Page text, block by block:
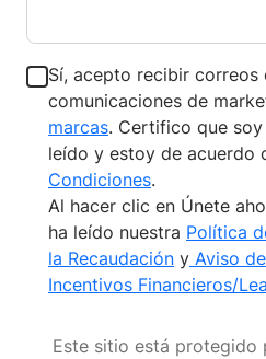
Sí, acepto recibir
comunicaciones de
marcas. Certifico que
leído y estoy de acuerdo
Condiciones.
Al hacer clic en Únete
ha leído nuestra Política
la Recaudación y Aviso
Incentivos Financieros/
Este sitio está protegido